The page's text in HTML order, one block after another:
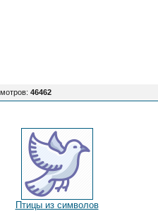
: 46462
Птицы из символов